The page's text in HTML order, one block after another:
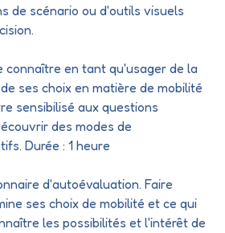
de scénario ou d'outils visuels
connaître en tant qu'usager de la
ses choix en matière de mobilité
sensibilisé aux questions
des modes de
Durée : 1 heure
d'autoévaluation. Faire
ses choix de mobilité et ce qui
les possibilités et l'intérêt de